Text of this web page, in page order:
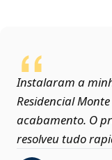
Instalaram a
Residencial
acabamento. O
resolveu tudo